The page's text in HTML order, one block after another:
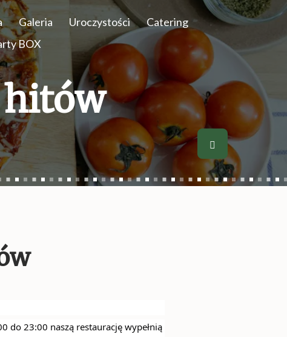
Galeria Uroczystości
Catering
BOX
do 23:00 naszą restaurację wypełnią